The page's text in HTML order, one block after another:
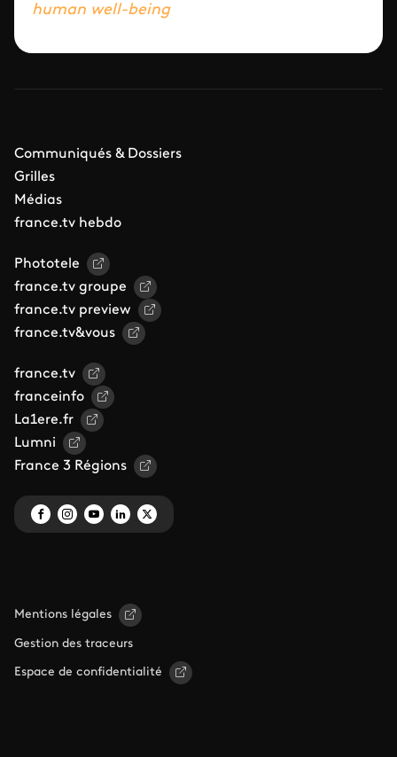
human well-being
Communiqués & Dossiers
Grilles
Médias
france.tv hebdo
Phototele
france.tv groupe
france.tv preview
france.tv&vous
france.tv
franceinfo
La1ere.fr
Lumni
France 3 Régions
Mentions légales
Gestion des traceurs
Espace de confidentialité